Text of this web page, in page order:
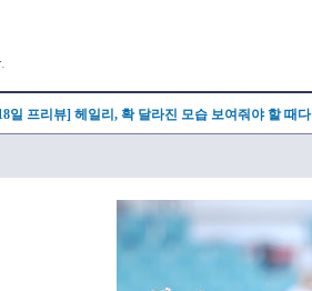
일 프리뷰] 헤일리, 확 달라진 모습 보여줘야 할 때다